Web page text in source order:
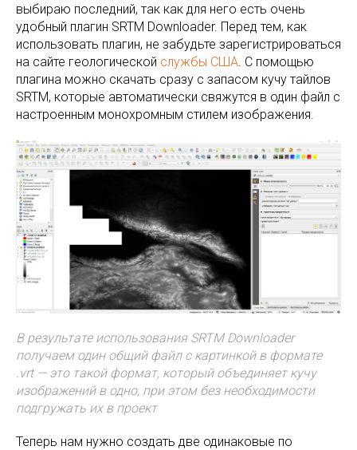
выбираю последний, так как для него есть очень
удобный плагин SRTM Downloader. Перед тем, как
использовать плагин, не забудьте зарегистрироваться
на сайте геологической службы США . С помощью
плагина можно скачать сразу с запасом кучу тайлов
SRTM, которые автоматически свяжутся в один файл с
настроенным монохромным стилем изображения.
В результате использования SRTM Downloader
получаем один общий файл с картинкой в формате
.vrt — это такой формат, который объединяет кучу
изображений в одно, при этом без необходимости
подгружать их в проект
Теперь нам нужно создать две одинаковые по